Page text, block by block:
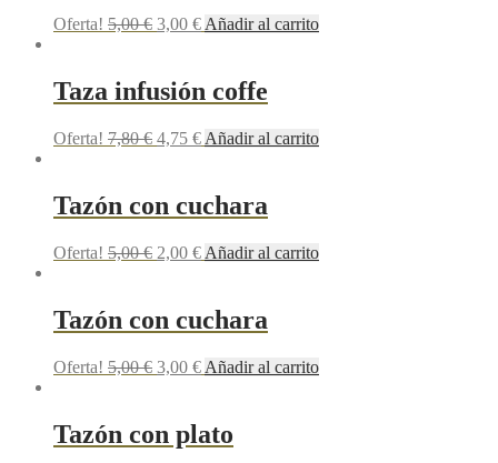
Oferta! 5,00€ 3,00 € Añadir al carrito
Taza infusión coffe
Oferta! 7,80€ 4,75 € Añadir al carrito
Tazón con cuchara
Oferta! 5,00€ 2,00 € Añadir al carrito
Tazón con cuchara
Oferta! 5,00€ 3,00 € Añadir al carrito
Tazón con plato